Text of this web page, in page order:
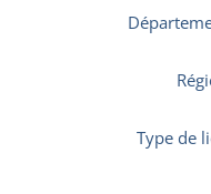
Type de